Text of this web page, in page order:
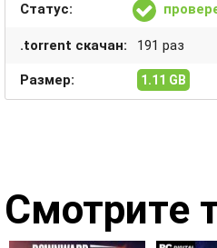
Статус:
.torrent скачан: 191 раз
Размер: 1.11 GB
Смотрите